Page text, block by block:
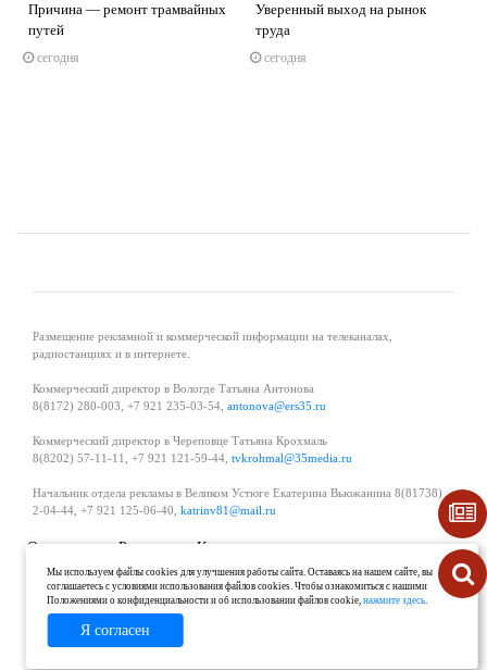
Причина — ремонт трамвайных
путей
сегодня
Уверенный выход на рынок
труда
сегодня
Размещение рекламной и коммерческой информации на телеканалах,
радиостанциях и в интернете.
Коммерческий директор в Вологде Татьяна Антонова
8(8172) 280-003, +7 921 235-03-54, antonova@ers35.ru
Коммерческий директор в Череповце Татьяна Крохмаль
8(8202) 57-11-11, +7 921 121-59-44, tvkrohmal@35media.ru
Начальник отдела рекламы в Великом Устюге Екатерина Вьюжанина 8(81738)
2-04-44, +7 921 125-06-40, katrinv81@mail.ru
О проекте Реклама
Контакты
Политика в области обработки и защиты персональных данных
Мы используем файлы cookies для улучшения работы сайта. Оставаясь на нашем сайте, вы
соглашаетесь с условиями использования файлов cookies. Чтобы ознакомиться с нашими
Положениями о конфиденциальности и об использовании файлов cookie,нажмите здесь.
Я согласен